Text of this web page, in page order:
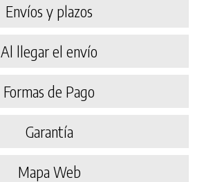
Envíos y plazos
Al llegar el envío
Formas de Pago
Garantía
Mapa Web